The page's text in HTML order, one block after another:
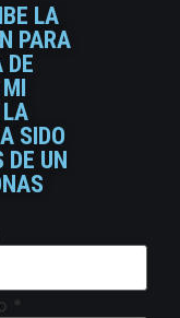
LA
PARA
DE
SIDO
DE UN
*